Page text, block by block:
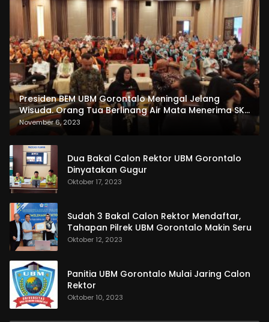
Presiden BEM UBM Gorontalo Meningal Jelang
Wisuda. Orang Tua Berlinang Air Mata Menerima SKL
dan Pemasangan Salempang
November 6, 2023
Dua Bakal Calon Rektor UBM Gorontalo
Dinyatakan Gugur
Oktober 17, 2023
Sudah 3 Bakal Calon Rektor Mendaftar,
Tahapan Pilrek UBM Gorontalo Makin Seru
Oktober 12, 2023
Panitia UBM Gorontalo Mulai Jaring Calon
Rektor
Oktober 10, 2023